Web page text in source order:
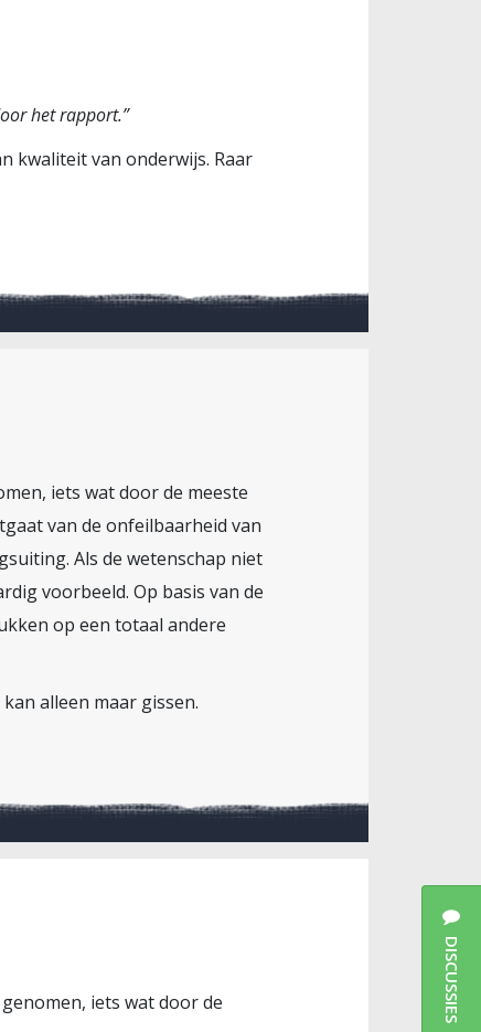
het rapport.”
kwaliteit van onderwijs. Raar
iets wat door de meeste
van de onfeilbaarheid van
Als de wetenschap niet
voorbeeld. Op basis van de
op een totaal andere
alleen maar gissen.
iets wat door de
DISCUSSIES